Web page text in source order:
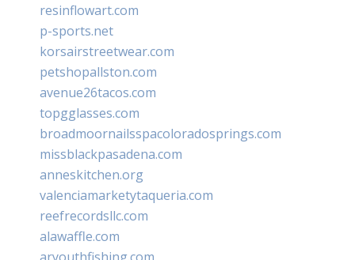
resinflowart.com
p-sports.net
korsairstreetwear.com
petshopallston.com
avenue26tacos.com
topgglasses.com
broadmoornailsspacoloradosprings.com
missblackpasadena.com
anneskitchen.org
valenciamarketytaqueria.com
reefrecordsllc.com
alawaffle.com